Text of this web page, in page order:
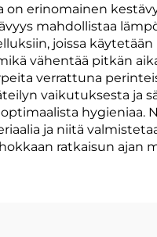
on erinomainen
mahdollistaa
joissa
vähentää pitkän
verrattuna
vaikutuksesta ja
hygieniaa.
ja niitä
ratkaisun ajan